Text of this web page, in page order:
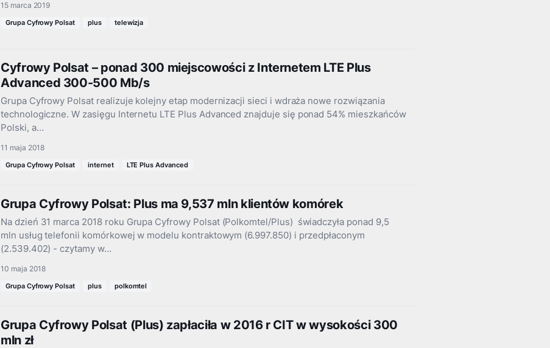
15 marca 2019
Grupa Cyfrowy Polsat plus telewizja
Cyfrowy Polsat – ponad 300 miejscowości z Internetem LTE Plus
Advanced 300-500 Mb/s
Grupa Cyfrowy Polsat realizuje kolejny etap modernizacji sieci i wdraża nowe rozwiązania
technologiczne. W zasięgu Internetu LTE Plus Advanced znajduje się ponad 54% mieszkańców
Polski, a…
11 maja 2018
Grupa Cyfrowy Polsat internet LTE Plus Advanced
Grupa Cyfrowy Polsat: Plus ma 9,537 mln klientów komórek
Na dzień 31 marca 2018 roku Grupa Cyfrowy Polsat (Polkomtel/Plus) świadczyła ponad 9,5
mln usług telefonii komórkowej w modelu kontraktowym (6.997.850) i przedpłaconym
(2.539.402) - czytamy w…
10 maja 2018
Grupa Cyfrowy Polsat plus polkomtel
Grupa Cyfrowy Polsat (Plus) zapłaciła w 2016 r CIT w wysokości 300
mln zł